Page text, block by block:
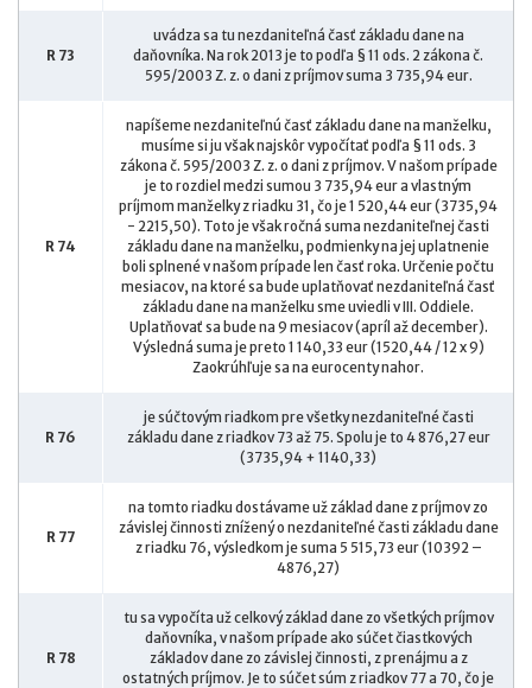
R 73
uvádza sa tu nezdaniteľná časť základu dane na
daňovníka. Na rok 2013 je to podľa § 11 ods. 2 zákona č.
595/2003 Z. z. o dani z príjmov suma 3 735,94 eur.
R 74
napíšeme nezdaniteľnú časť základu dane na manželku,
musíme si ju však najskôr vypočítať podľa § 11 ods. 3
zákona č. 595/2003 Z. z. o dani z príjmov. V našom prípade
je to rozdiel medzi sumou 3 735,94 eur a vlastným
príjmom manželky z riadku 31, čo je 1 520,44 eur (3735,94
- 2215,50). Toto je však ročná suma nezdaniteľnej časti
základu dane na manželku, podmienky na jej uplatnenie
boli splnené v našom prípade len časť roka. Určenie počtu
mesiacov, na ktoré sa bude uplatňovať nezdaniteľná časť
základu dane na manželku sme uviedli v III. Oddiele.
Uplatňovať sa bude na 9 mesiacov (apríl až december).
Výsledná suma je preto 1 140,33 eur (1520,44 / 12 x 9)
Zaokrúhľuje sa na eurocenty nahor.
R 76
je súčtovým riadkom pre všetky nezdaniteľné časti
základu dane z riadkov 73 až 75. Spolu je to 4 876,27 eur
(3735,94 + 1140,33)
R 77
na tomto riadku dostávame už základ dane z príjmov zo
závislej činnosti znížený o nezdaniteľné časti základu dane
z riadku 76, výsledkom je suma 5 515,73 eur (10392 –
4876,27)
R 78
tu sa vypočíta už celkový základ dane zo všetkých príjmov
daňovníka, v našom prípade ako súčet čiastkových
základov dane zo závislej činnosti, z prenájmu a z
ostatných príjmov. Je to súčet súm z riadkov 77 a 70, čo je